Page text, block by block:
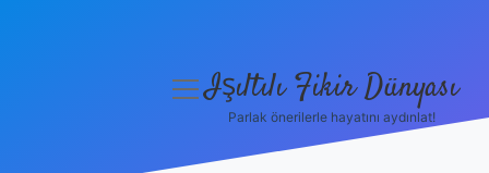
menüyüIşıltılı Fikir Dünyası
Parlak önerilerle hayatını aydınlat!